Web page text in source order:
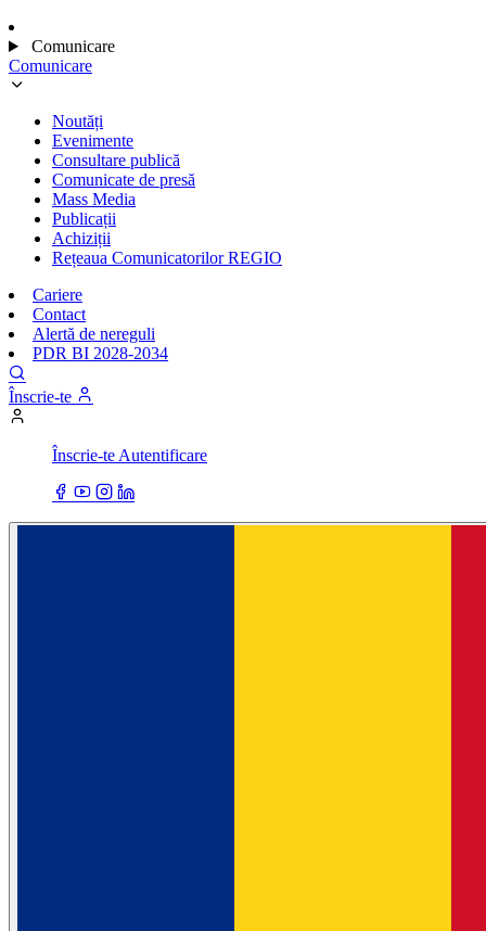
Comunicare
Comunicare
Noutăți
Evenimente
Consultare publică
Comunicate de presă
Mass Media
Publicații
Achiziții
Rețeaua Comunicatorilor REGIO
Cariere
Contact
Alertă de nereguli
PDR BI 2028-2034
Înscrie-te
Înscrie-te Autentificare